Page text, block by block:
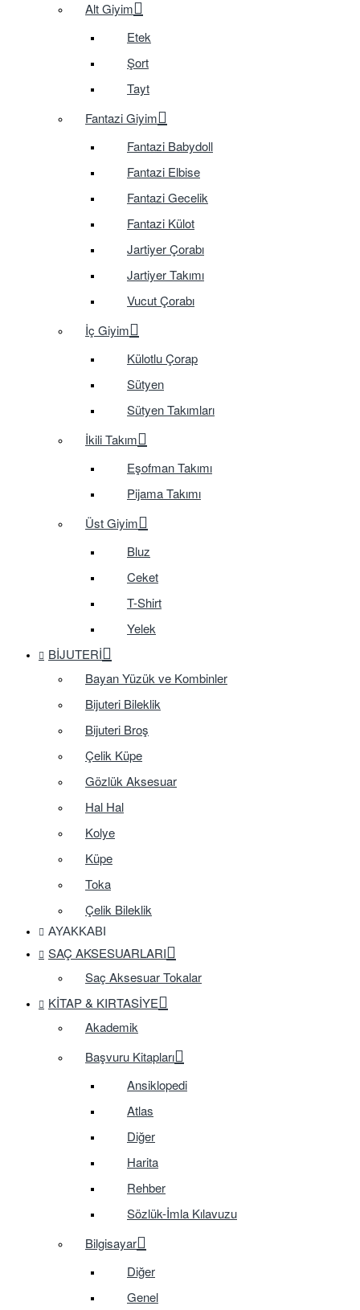
Alt Giyim
Etek
Şort
Tayt
Fantazi Giyim
Fantazi Babydoll
Fantazi Elbise
Fantazi Gecelik
Fantazi Külot
Jartiyer Çorabı
Jartiyer Takımı
Vucut Çorabı
İç Giyim
Külotlu Çorap
Sütyen
Sütyen Takımları
İkili Takım
Eşofman Takımı
Pijama Takımı
Üst Giyim
Bluz
Ceket
T-Shirt
Yelek
BIJUTERI
Bayan Yüzük ve Kombinler
Bijuteri Bileklik
Bijuteri Broş
Çelik Küpe
Gözlük Aksesuar
Hal Hal
Kolye
Küpe
Toka
Çelik Bileklik
AYAKKABI
SAÇ AKSESUARLARI
Saç Aksesuar Tokalar
KITAP & KIRTASIYE
Akademik
Başvuru Kitapları
Ansiklopedi
Atlas
Diğer
Harita
Rehber
Sözlük-İmla Kılavuzu
Bilgisayar
Diğer
Genel